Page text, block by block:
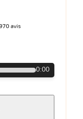
avis
0:00